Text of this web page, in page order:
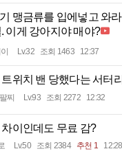
맹금류를 입에넣고 와
이게 강아지야 매야?
Lv.32 조회 1463 12:37
트위치 밴 당했다는 서터
찌 Lv.93 조회 2272 12:32
차이인데도 무료 감?
Lv.50 조회 2384 추천 1 12:28